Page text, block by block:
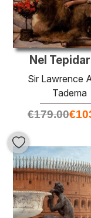
Nel
Sir Lawrence
Tadema
€179.00€